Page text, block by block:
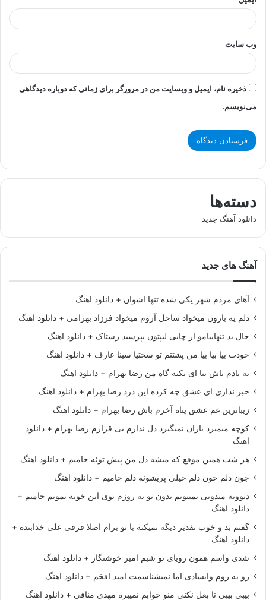
وب‌ سایت
ذخیره نام، ایمیل و وبسایت من در مرورگر برای زمانی که دوباره دیدگاهی
می‌نویسم.
دسته‌ها
دانلود آهنگ جدید
آهنگ های جدید
آهای مردم شهر یکی شده تنها اشوان + دانلود اهنگ
دلم یه بارون میخواد ساحل آروم میخواد فرزاد بهرامی + دانلود اهنگ
حال بد تنهاییامو از چایی لیپتون بپرسید رستاک + دانلود اهنگ
خودت بیا بیا بیا من پشتتم تو سختیا سینا عارف + دانلود اهنگ
به یادم باش بیا ای تکیه گاه من رضا بهرام + دانلود اهنگ
خبر نداری ای عشق چه کرده این درد رضا بهرام + دانلود اهنگ
زیباترین غم عشق پناه آخرم باش رضا بهرام + دانلود اهنگ
کوچه میمیرد باران نمیگیرد دل ندارم بی قرارم رضا بهرام + دانلود
اهنگ
هر شب همین موقع که میشه دل من پیش توئه حامیم + دانلود اهنگ
جون دلم خون دلم خیلی پریشونه دلم حامیم + دانلود اهنگ
دیوونه میدونی نمیتونم بدون تو یه روزم توی این خونه بمونم حامیم +
دانلود اهنگ
گفتم بد و خوب تقدیر دیگه نمیکنه با تو برام اصلا فرقی علی خدابنده +
دانلود اهنگ
شدی واسم همون رویای تو شبم امیر خوشنگار + دانلود اهنگ
رو به روم وایسادی اما نمیشناسمت امید افخم + دانلود اهنگ
بیبی بیبی تا بغل نکنی منو خوابم نمیبره مهدی منافی + دانلود اهنگ